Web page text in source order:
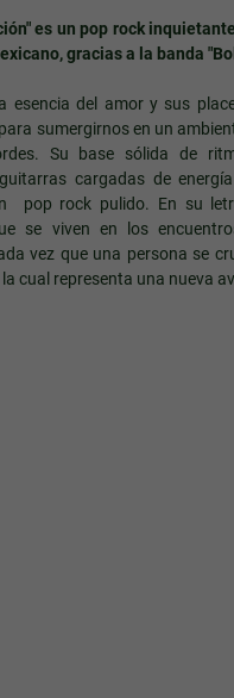
es un pop rock
gracias a la banda
esencia del amor y sus
sumergirnos en un
Su base sólida de
cargadas de
pop rock pulido. En su
se viven en los
vez que una persona se
cual representa una nueva